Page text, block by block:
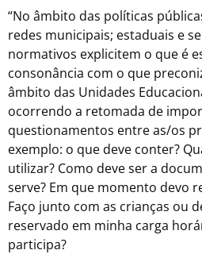
“No âmbito das políticas
redes municipais; estaduais e
normativos explicitem o que é
consonância com o que
âmbito das Unidades
ocorrendo a retomada de
questionamentos entre as/os
exemplo: o que deve conter?
utilizar? Como deve ser a
serve? Em que momento devo
Faço junto com as crianças ou
reservado em minha carga
participa?